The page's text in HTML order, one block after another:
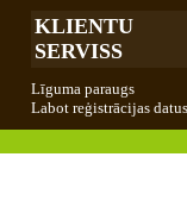
KLIENTU
SERVISS
Līguma paraugs
Labot reģistrācijas datus